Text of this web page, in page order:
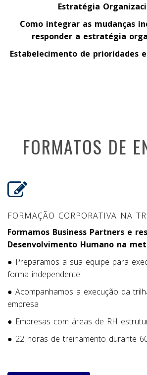
Estratégia
Como integrar as mudanças
responder a estratégia
Estabelecimento de prioridades
FORMATOS DE
FORMAÇÃO CORPORATIVA NA
Formamos Business Partners e
Desenvolvimento Humano na
● Preparamos a sua equipe para
forma independente
● Acompanhamos a execução da
empresa
● Empresas com áreas de RH
● 22 horas de treinamento durante